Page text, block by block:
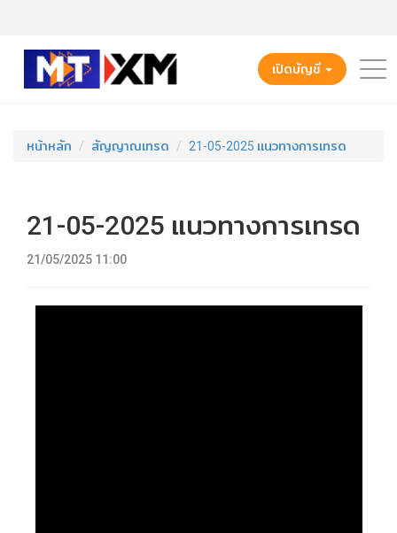
เปิดบัญชี
หน้าหลัก สัญญาณเทรด 21-05-2025 แนวทางการเทรด
21-05-2025 แนวทางการเทรด
21/05/2025 11:00